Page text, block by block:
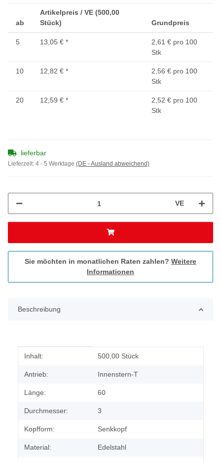
ab
Artikelpreis / VE (500,00
Stück)
Grundpreis
5 13,05 € *
2,61 € pro 100
Stk
10 12,82 € *
2,56 € pro 100
Stk
20 12,59 € *
2,52 € pro 100
Stk
lieferbar
Lieferzeit: 4 - 5 Werktage (DE - Ausland abweichend)
VE
Sie möchten in monatlichen Raten zahlen? Weitere
Informationen
Beschreibung
Produkteigenschaft
Wert
Inhalt: 500,00 Stück
Antrieb: Innenstern-T
Länge: 60
Durchmesser: 3
Kopfform: Senkkopf
Material: Edelstahl